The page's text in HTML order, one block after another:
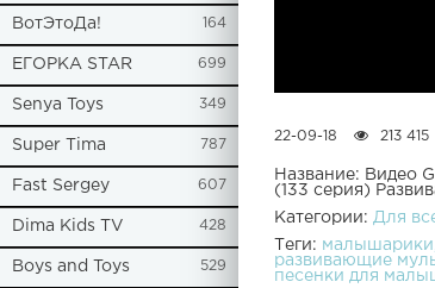
ВотЭтоДа! 164
ЕГОРКА STAR 699
Senya Toys 349
Super Tima 787
Fast Sergey 607
Dima Kids TV 428
Boys and Toys 529
22-09-18 213 415
Название: Видео
(133 серия)
Категории: Для
Теги: малышарики
развивающие
песенки для